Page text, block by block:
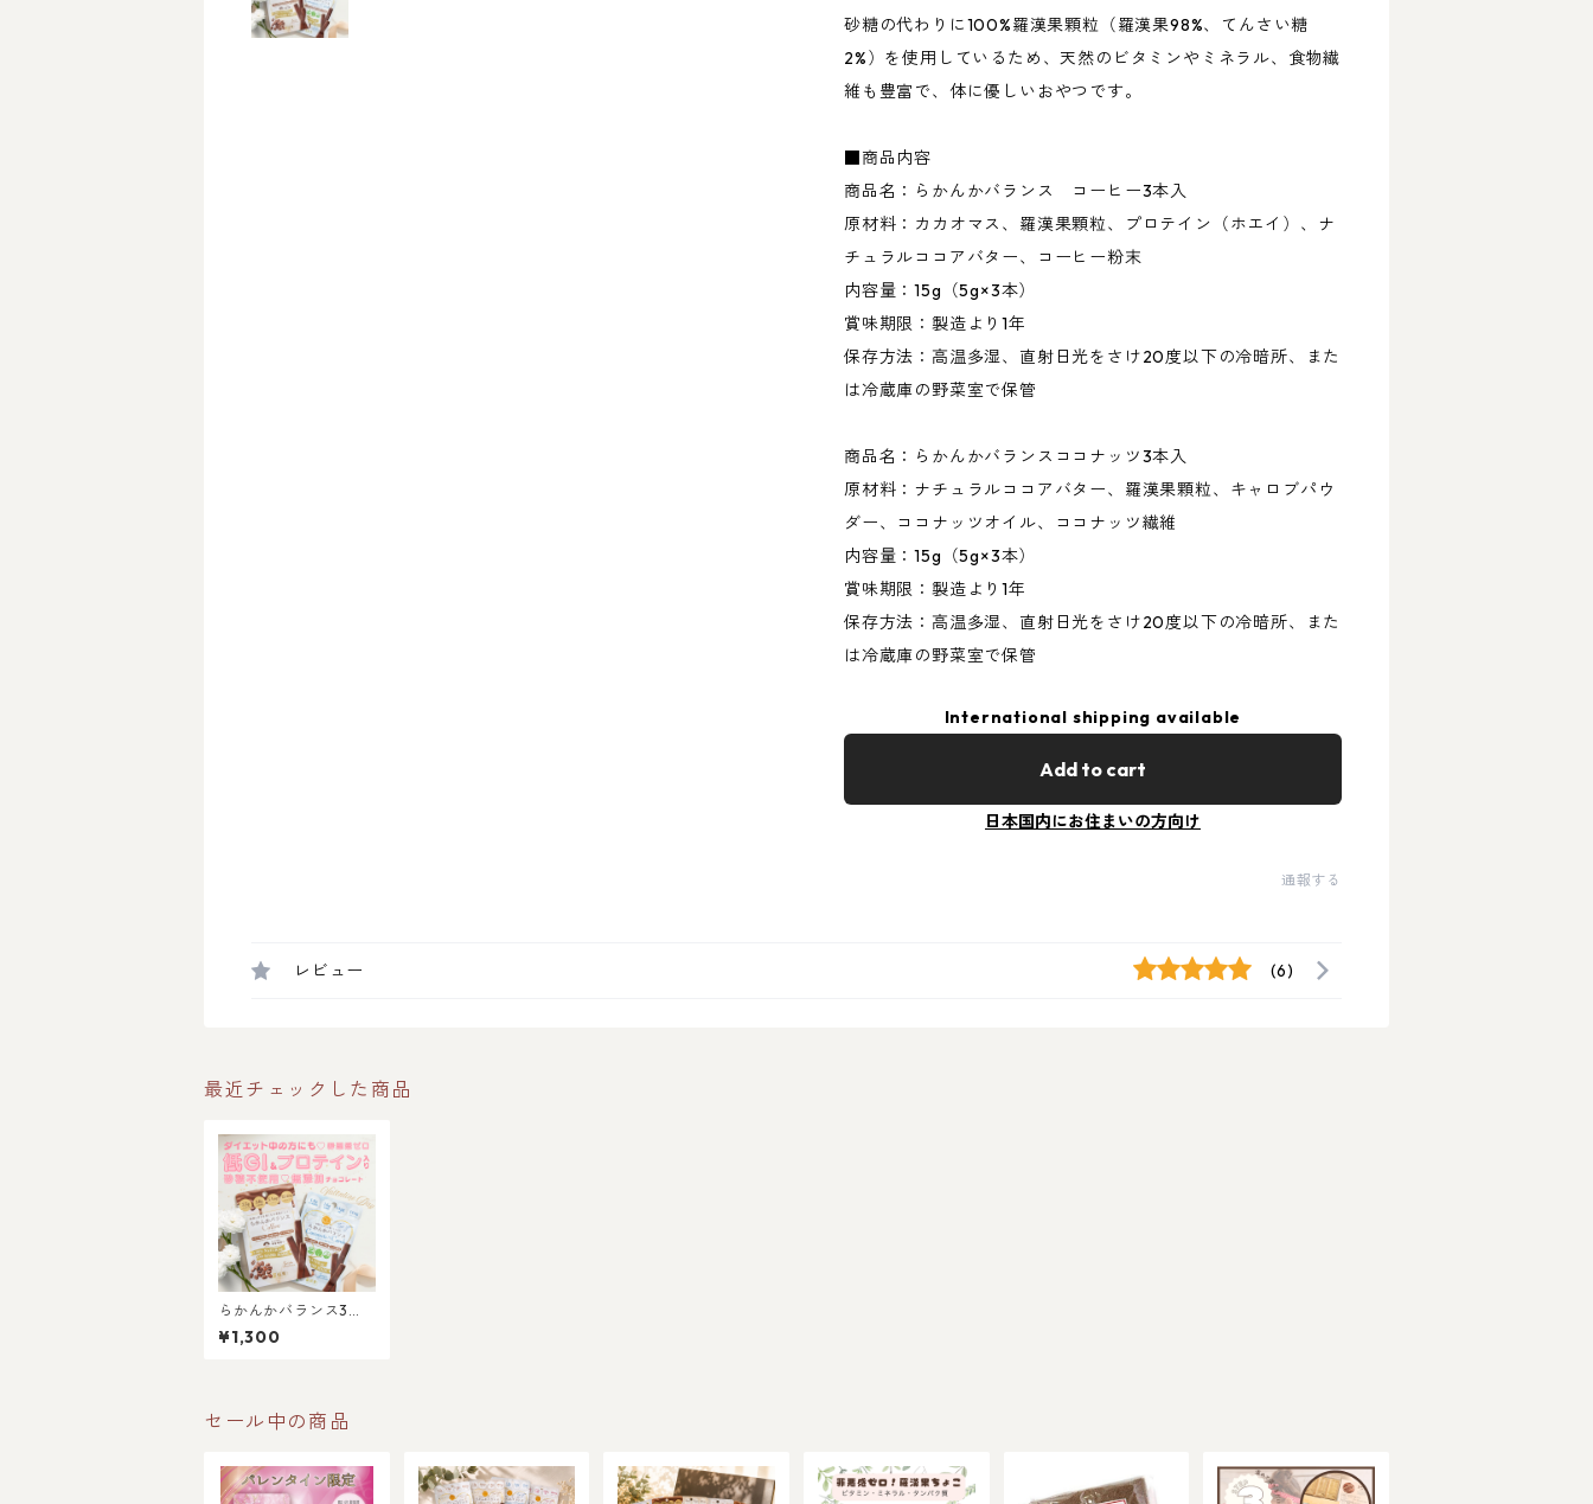
砂糖の代わりに100%羅漢果顆粒（羅漢果98%、てんさい糖
2%）を使用しているため、天然のビタミンやミネラル、食物繊
維も豊富で、体に優しいおやつです。
■商品内容
商品名：らかんかバランス コーヒー3本入
原材料：カカオマス、羅漢果顆粒、プロテイン（ホエイ）、ナ
チュラルココアバター、コーヒー粉末
内容量：15g（5g×3本）
賞味期限：製造より1年
保存方法：高温多湿、直射日光をさけ20度以下の冷暗所、また
は冷蔵庫の野菜室で保管
商品名：らかんかバランスココナッツ3本入
原材料：ナチュラルココアバター、羅漢果顆粒、キャロブパウ
ダー、ココナッツオイル、ココナッツ繊維
内容量：15g（5g×3本）
賞味期限：製造より1年
保存方法：高温多湿、直射日光をさけ20度以下の冷暗所、また
は冷蔵庫の野菜室で保管
International shipping available
Add to cart
日本国内にお住まいの方向け
通報する
レビュー (6)
最近チェックした商品
らかんかバランス3本
入2種セット【コーヒ
ー、ココナッツ】
¥1,300
セール中の商品